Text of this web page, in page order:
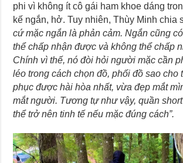
phi vì không ít cô gái ham khoe dáng
kế ngắn, hở. Tuy nhiên, Thùy Minh chia
cứ mặc ngắn là phản cảm. Ngắn cũng
thể chấp nhận được và không thể chấp
Chính vì thế, nó đòi hỏi người mặc cần
léo trong cách chọn đồ, phối đồ sao cho
phục được hài hòa nhất, vừa đẹp mắt
mắt người. Tương tự như vậy, quần
thể trở nên tinh tế nếu mặc đúng cách”.